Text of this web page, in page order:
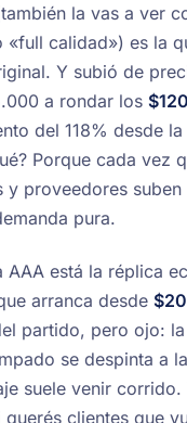
la vas a ver
«full calidad») es la
Y subió de
a rondar los
del 118% desde
Porque cada vez
y proveedores suben
pura.
AAA está la réplica
arranca desde
partido, pero ojo:
se despinta a
suele venir corrido.
clientes que